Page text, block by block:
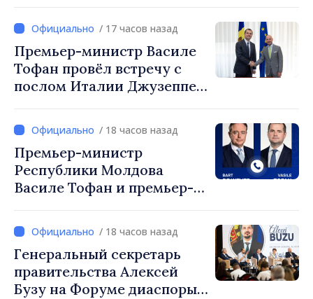
посол Турции Уйгар
Мустафа Сертел/ 17 часов назад
Премьер-министр Василе
Тофан провёл встречу с
послом Италии Джузеппе
/ 18 часов назад
Премьер-министр
Республики Молдова
Василе Тофан и премьер-
Вевер обсудили
европейский путь
Республики Молдова
/ 18 часов назад
Генеральный секретарь
правительства Алексей
Бузу на Форуме диаспоры: